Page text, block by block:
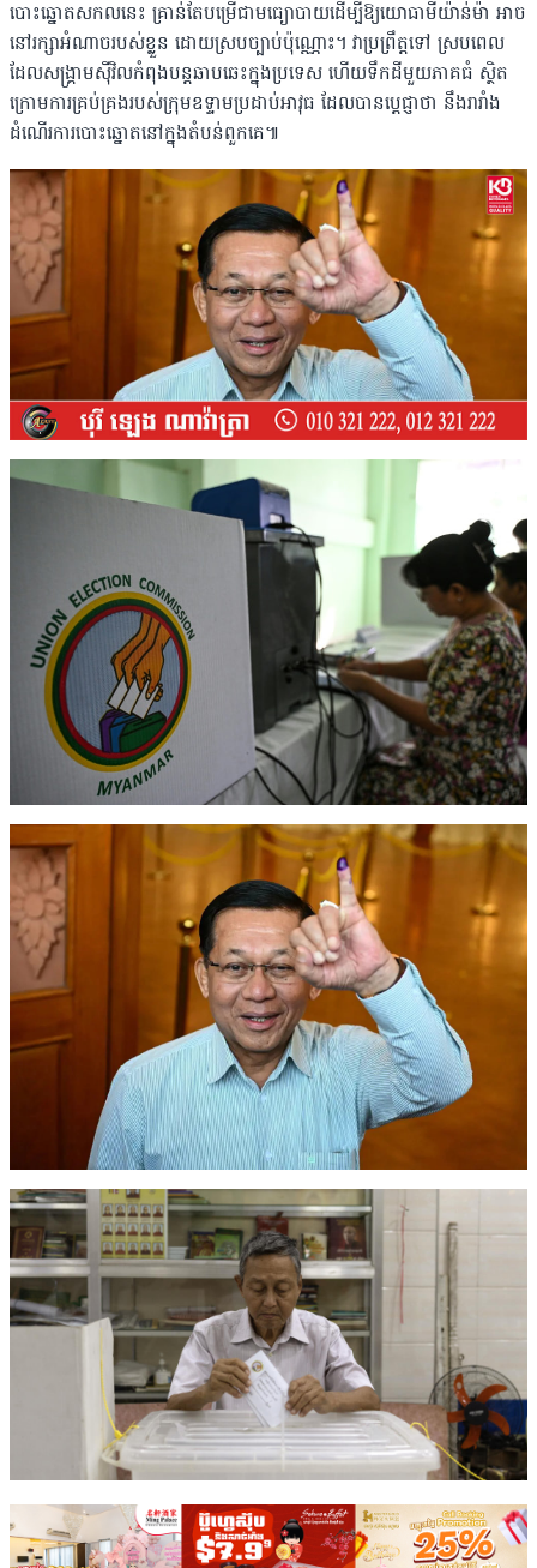
បោះឆ្នោតសកលនេះ គ្រាន់តែបម្រើជាមធ្យោបាយដើម្បីឱ្យ​យោធាមីយ៉ាន់ម៉ា អាច
នៅរក្សាអំណាចរបស់ខ្លួន ដោយស្របច្បាប់ប៉ុណ្ណោះ។ វាប្រព្រឹត្តទៅ ស្របពេល
ដែលសង្រ្គាមស៉ីវិលកំពុងបន្តឆាបឆេះក្នុង​ប្រទេស ហើយទឹកដីមួយភាគធំ ស្ថិត
ក្រោមការគ្រប់គ្រងរបស់ក្រុមឧទ្ទាមប្រដាប់អាវុធ ដែលបានប្តេជ្ញាថា នឹងរារាំង
ដំណើរការបោះឆ្នោតនៅក្នុងតំបន់ពួកគេ៕